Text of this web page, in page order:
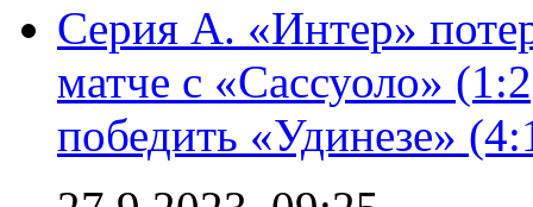
Серия А. «Интер»
матче с «Сассуоло»
победить «Удинезе»